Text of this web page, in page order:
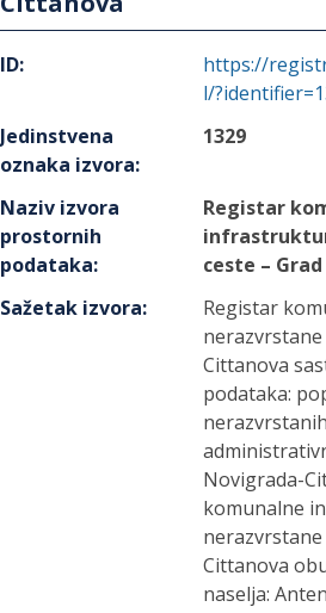
ID:
https://
l/
Jedinstvena
oznaka izvora:
1329
Naziv izvora
prostornih
podataka:
Registar
ceste –
Sažetak izvora:
Registar
Cittanova
podataka:
Novigrada-
komunalne
Cittanova
naselja: